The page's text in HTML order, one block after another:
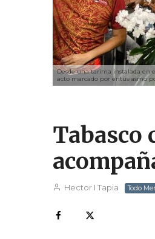
Desde una tarima instalada en
acto marcado por entusiasmo
Tabasco
Hector I Tapia Todo